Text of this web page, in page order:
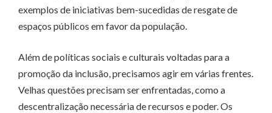
exemplos de iniciativas bem-sucedidas de resgate de
espaços públicos em favor da população.
Além de políticas sociais e culturais voltadas para a
promoção da inclusão, precisamos agir em várias frentes.
Velhas questões precisam ser enfrentadas, como a
descentralização necessária de recursos e poder. Os